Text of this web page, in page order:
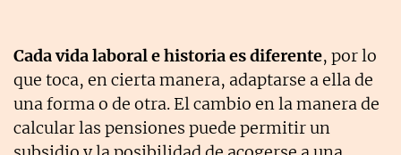
Cada vida laboral e historia es diferente, por lo
que toca, en cierta manera, adaptarse a ella de
una forma o de otra. El cambio en la manera de
calcular las pensiones puede permitir un